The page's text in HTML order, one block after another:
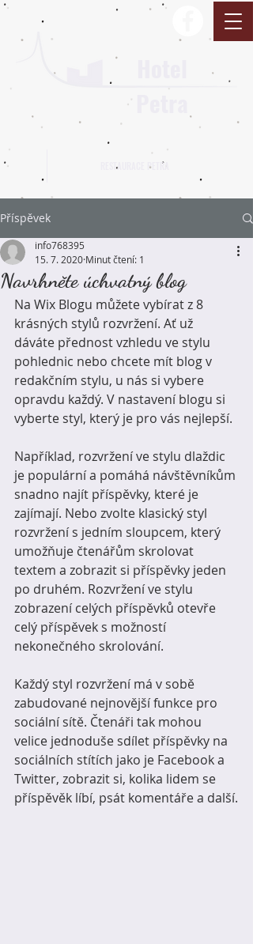
RESTAURACE PETRA
Příspěvek
Navrhněte úchvatný blog
info768395
15. 7. 2020 Minut čtení: 1
Na Wix Blogu můžete vybírat z 8
krásných stylů rozvržení. Ať už
dáváte přednost vzhledu ve stylu
pohlednic nebo chcete mít blog v
redakčním stylu, u nás si vybere
opravdu každý. V nastavení blogu si
vyberte styl, který je pro vás nejlepší.
Například, rozvržení ve stylu dlaždic
je populární a pomáhá návštěvníkům
snadno najít příspěvky, které je
zajímají. Nebo zvolte klasický styl
rozvržení s jedním sloupcem, který
umožňuje čtenářům skrolovat
textem a zobrazit si příspěvky jeden
po druhém. Rozvržení ve stylu
zobrazení celých příspěvků otevře
celý příspěvek s možností
nekonečného skrolování.
Každý styl rozvržení má v sobě
zabudované nejnovější funkce pro
sociální sítě. Čtenáři tak mohou
velice jednoduše sdílet příspěvky na
sociálních stítích jako je Facebook a
Twitter, zobrazit si, kolika lidem se
příspěvěk líbí, psát komentáře a další.